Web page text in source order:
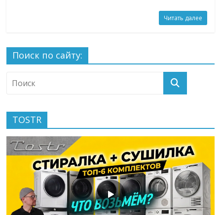
Читать далее
Поиск по сайту:
TOSTR